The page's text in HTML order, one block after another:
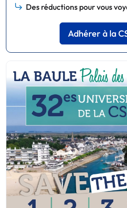
Des réductions pour vous
Adhérer à la